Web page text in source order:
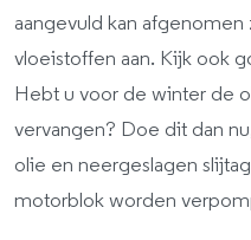
aangevuld kan afgenomen
vloeistoffen aan. Kijk ook
Hebt u voor de winter de
vervangen? Doe dit dan
olie en neergeslagen
motorblok worden